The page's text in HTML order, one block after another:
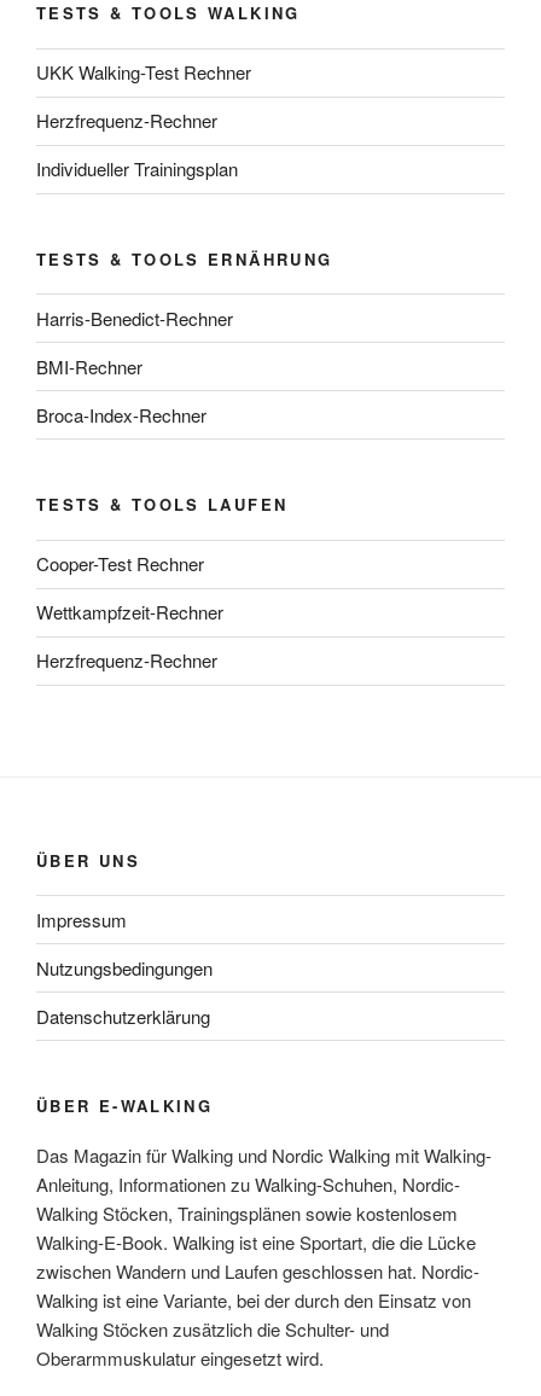
TESTS & TOOLS WALKING
UKK Walking-Test Rechner
Herzfrequenz-Rechner
Individueller Trainingsplan
TESTS & TOOLS ERNÄHRUNG
Harris-Benedict-Rechner
BMI-Rechner
Broca-Index-Rechner
TESTS & TOOLS LAUFEN
Cooper-Test Rechner
Wettkampfzeit-Rechner
Herzfrequenz-Rechner
ÜBER UNS
Impressum
Nutzungsbedingungen
Datenschutzerklärung
ÜBER E-WALKING
Das Magazin für Walking und Nordic Walking mit Walking-
Anleitung, Informationen zu Walking-Schuhen, Nordic-
Walking Stöcken, Trainingsplänen sowie kostenlosem
Walking-E-Book. Walking ist eine Sportart, die die Lücke
zwischen Wandern und Laufen geschlossen hat. Nordic-
Walking ist eine Variante, bei der durch den Einsatz von
Walking Stöcken zusätzlich die Schulter- und
Oberarmmuskulatur eingesetzt wird.